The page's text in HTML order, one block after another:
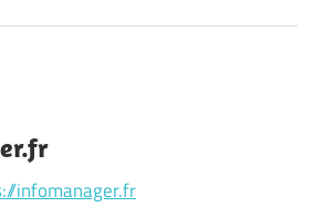
infomanager.fr